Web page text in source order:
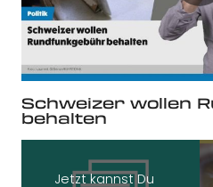
Schweizer wollen
behalten
Jetzt kannst Du